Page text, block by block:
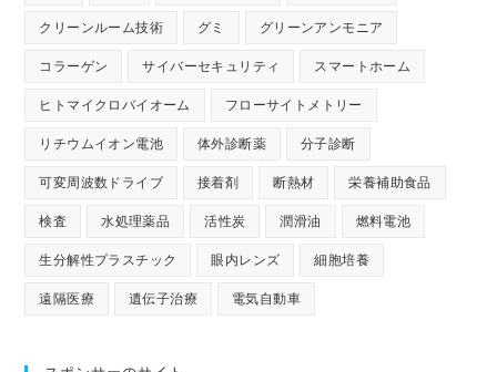
クリーンルーム技術 グミ グリーンアンモニア
コラーゲン サイバーセキュリティ スマートホーム
ヒトマイクロバイオーム フローサイトメトリー
リチウムイオン電池 体外診断薬 分子診断
可変周波数ドライブ 接着剤 断熱材 栄養補助食品
検査 水処理薬品 活性炭 潤滑油 燃料電池
生分解性プラスチック 眼内レンズ 細胞培養
遠隔医療 遺伝子治療 電気自動車